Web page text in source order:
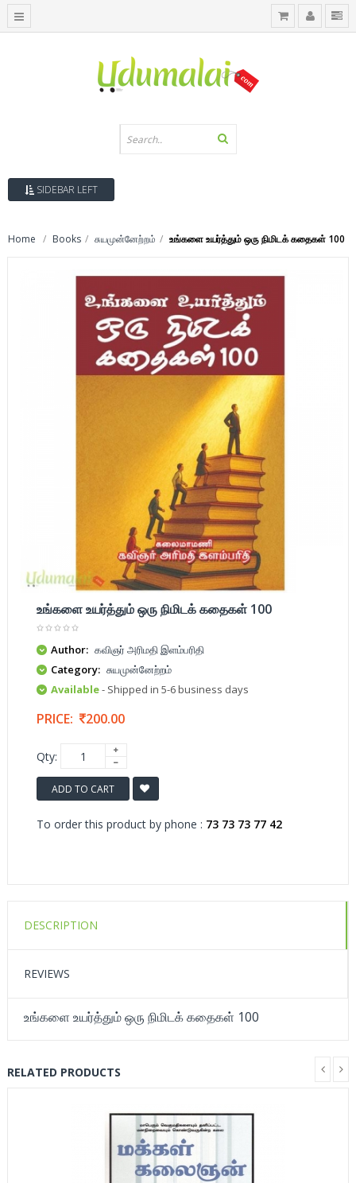
SIDEBAR LEFT
Home Books சுயமுன்னேற்றம் உங்களை உயர்த்தும் ஒரு நிமிடக் கதைகள் 100
உங்களை உயர்த்தும் ஒரு நிமிடக் கதைகள் 100
Author: கவிஞர் அரிமதி இளம்பரிதி
Category: சுயமுன்னேற்றம்
Available- Shipped in 5-6 business days
PRICE: 200.00
Qty:
ADD TO CART
To order this product by phone : 73 73 73 77 42
DESCRIPTION
REVIEWS
உங்களை உயர்த்தும் ஒரு நிமிடக் கதைகள் 100
RELATED PRODUCTS